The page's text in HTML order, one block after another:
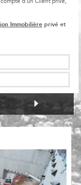
d’un Client privé,
Immobilière privé et